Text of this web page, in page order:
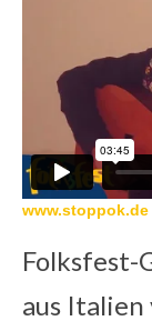
www.stoppok.de
Folksfest-
aus